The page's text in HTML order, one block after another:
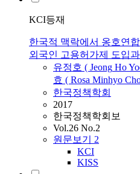
KCI등재
한국적 맥락에서 옹호연
외국인 고용허가제 도입
유정호 ( Jeong Ho
효 ( Rosa Minhyo
한국정책학회
2017
한국정책학회보
Vol.26 No.2
원문보기 2
KCI
KISS